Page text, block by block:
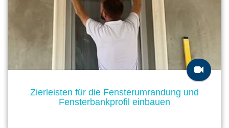
Zierleisten für die Fensterumrandung und
Fensterbankprofil einbauen